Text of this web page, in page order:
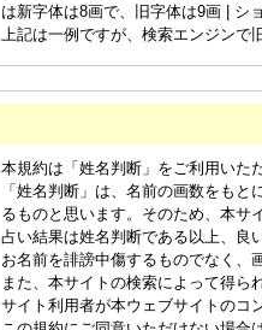
は新字体は8画で、旧字体は9画 | シ
上記は一例ですが、検索エンジン
本規約は「姓名判断」をご利用いた
「姓名判断」は、名前の画数をも
るものと思います。そのため、本サ
占い結果は姓名判断である以上、良
お名前を誹謗中傷するものでなく、
また、本サイトの検索によって得ら
サイト利用者が本ウェブサイトのコ